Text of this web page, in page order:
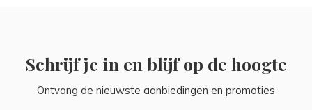
Schrijf je in en blijf op de hoogte
Ontvang de nieuwste aanbiedingen en promoties